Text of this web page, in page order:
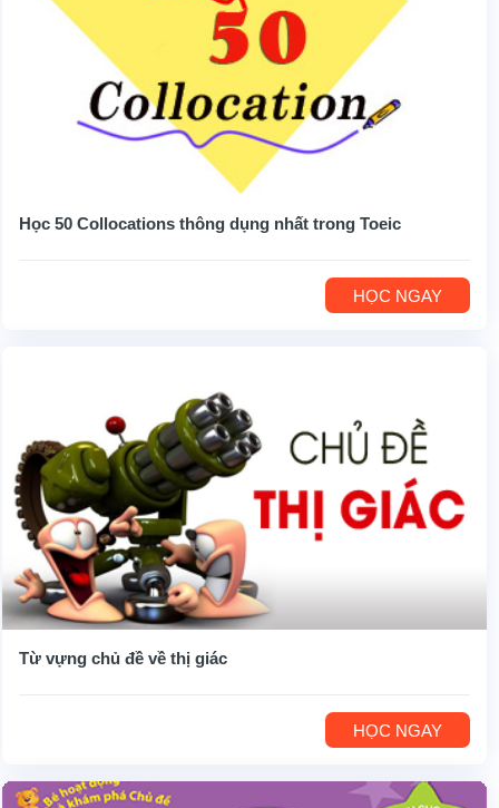
Học 50 Collocations thông dụng nhất trong Toeic
HỌC NGAY
Từ vựng chủ đề về thị giác
HỌC NGAY